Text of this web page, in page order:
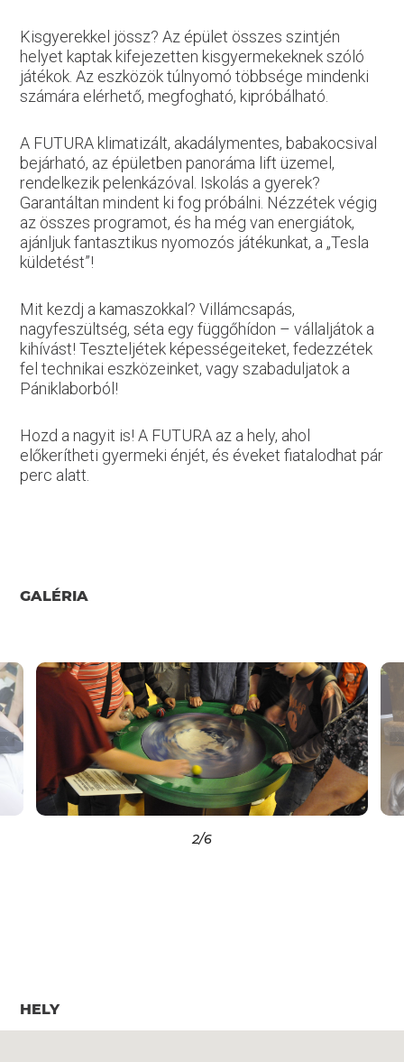
Kisgyerekkel jössz? Az épület összes szintjén
helyet kaptak kifejezetten kisgyermekeknek szóló
játékok. Az eszközök túlnyomó többsége mindenki
számára elérhető, megfogható, kipróbálható.
A FUTURA klimatizált, akadálymentes, babakocsival
bejárható, az épületben panoráma lift üzemel,
rendelkezik pelenkázóval. Iskolás a gyerek?
Garantáltan mindent ki fog próbálni. Nézzétek végig
az összes programot, és ha még van energiátok,
ajánljuk fantasztikus nyomozós játékunkat, a „Tesla
küldetést”!
Mit kezdj a kamaszokkal? Villámcsapás,
nagyfeszültség, séta egy függőhídon – vállaljátok a
kihívást! Teszteljétek képességeiteket, fedezzétek
fel technikai eszközeinket, vagy szabaduljatok a
Pániklaborból!
Hozd a nagyit is! A FUTURA az a hely, ahol
előkerítheti gyermeki énjét, és éveket fiatalodhat pár
perc alatt.
GALÉRIA
2/6
HELY